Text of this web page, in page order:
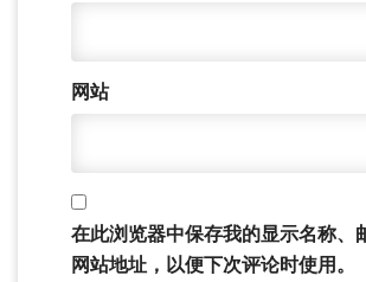
网站
在此浏览器中保存我的显示名称、
网站地址，以便下次评论时使用。